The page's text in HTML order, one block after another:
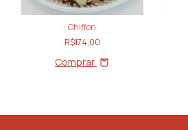
Chiffon
R$174,00
Comprar